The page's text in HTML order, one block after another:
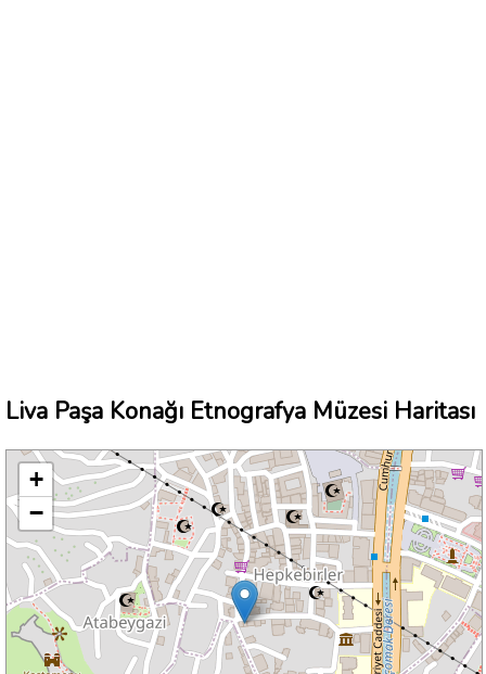
Liva Paşa Konağı Etnografya Müzesi Haritası
+
−